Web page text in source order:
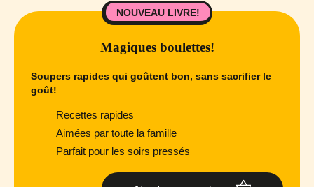
NOUVEAU LIVRE!
Magiques boulettes!
Soupers rapides qui goûtent bon, sans sacrifier le
goût!
Recettes rapides
Aimées par toute la famille
Parfait pour les soirs pressés